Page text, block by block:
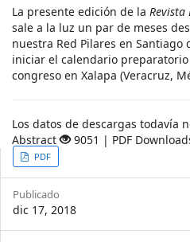
La presente edición de la Revista
sale a la luz un par de meses
nuestra Red Pilares en Santiago
iniciar el calendario preparatorio
congreso en Xalapa (Veracruz,
Los datos de descargas todavía
Abstract
9051 | PDF
Article
Sidebar
PDF
Publicado
dic 17, 2018